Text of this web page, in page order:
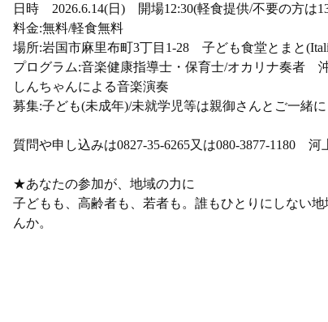
日時 2026.6.14(日) 開場12:30(軽食提供/不要の方は
料金:無料/軽食無料
場所:岩国市麻里布町3丁目1-28 子ども食堂とまと
プログラム:音楽健康指導士・保育士/オカリナ奏者
しんちゃんによる音楽演奏
募集:子ども(未成年)/未就学児等は親御さんとご一緒
質問や申し込みは0827-35-6265又は080-3877-1180 河
★あなたの参加が、地域の力に
子どもも、高齢者も、若者も。誰もひとりにしない
んか。